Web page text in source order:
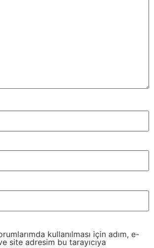
kullanılması için adım, e-
site adresim bu tarayıcıya